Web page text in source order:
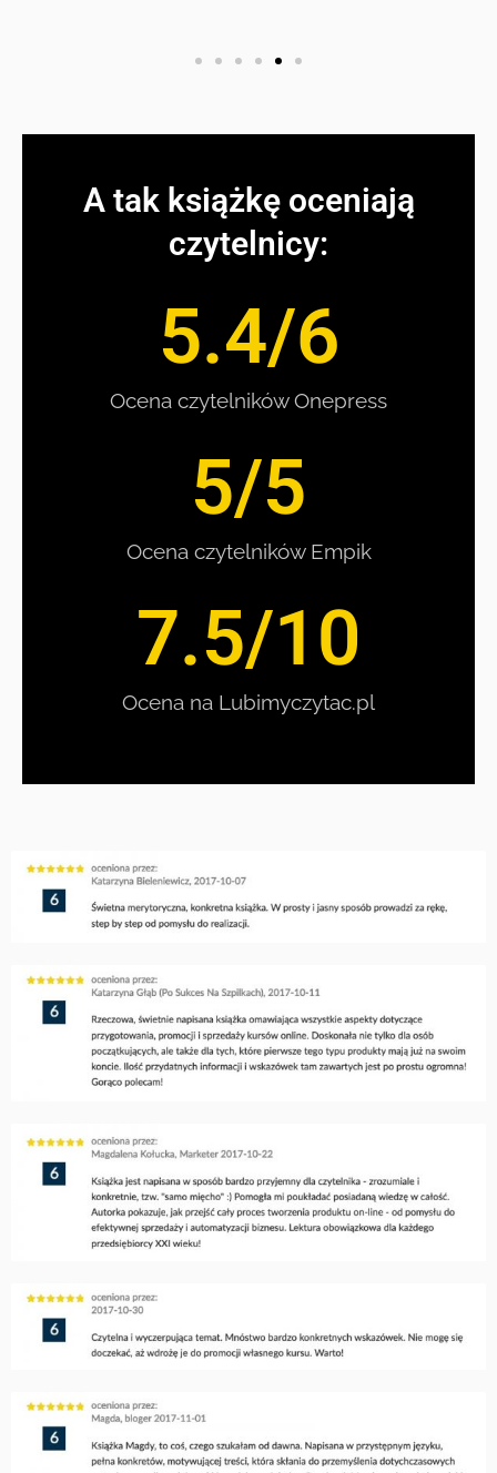
A tak książkę oceniają
czytelnicy:
Ocena czytelników Onepress
5.4/6
Ocena czytelników Empik
5/5
Ocena na Lubimyczytac.pl
7.5/10